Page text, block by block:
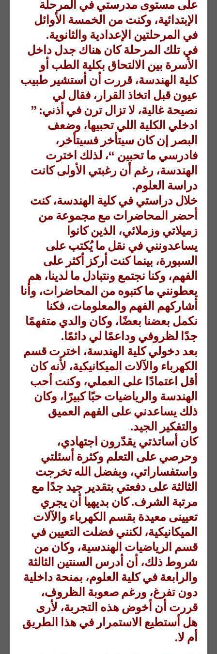
على مستوى مدرستي في المرحلة
الإبتدائية، وكنت من الخمسة الأوائل
في المرحلتين الإعدادية والثانوية.
في تلك المرحلة كان هناك جدل داخل
الأسرة بين الالتحاق بكلية الطب أو
كلية الهندسة، قررت أن أستشير طبيب
عيون قبل اتخاذ القرار، فقال لي
نصيحة غالية، لا تزال ترن في أذني: ”
ادخلي الكلية اللي تحبيها، وضعف
البصر إن كان سيتأخر فسيتأخر،
فادرسي ما تحبين “، لذلك اخترت
الهندسة، رغم أن رغبتي الأولى كانت
دراسة العلوم.
خلال دراستي في كلية الهندسة، كنت
أحضر المحاضرات مع مجموعة من
زميلاتي وزملائي، الذين كانوا
يساعدونني في نقل ما يُكتب على
السبورة، بينما كنت أركز أكثر على
الفهم، وكنا نجتمع ونتبادل ما لدينا، هم
يعطونني ما كتبوه من المحاضرات، وأنا
أشاركهم الفهم والمعلومات، فكنا
نكمل بعضنا بعضًا، وكان والدي متفهمًا
جدًا لظروفي وداعمًا لي دائمًا.
بعد دخولي كلية الهندسة، اخترت قسم
الكهرباء والآلات الميكانيكية، لأنه كان
أقل اعتمادًا على العملي، وكنت أحب
الهندسة والرياضيات حبًا كبيرًا، وكان
ذلك يساعدني على الفهم العميق
والتفكير الجيد.
كان أساتذتي يقدّرون اجتهادي،
وحرصي على التعلم وكثرة أسئلتي
واستفساراتي، وبفضل الله تخرجت
الثالثة على دفعتي بتقدير جيد جدًا مع
مرتبة الشرف. كان بديهيا أن يجري
تعيينى معيدة بقسم الكهرباء والآلات
الميكانيكية، لكنني فضلت التعيين في
قسم الرياضيات الهندسية، وكان من
شروط ذلك، أن أدرس السنتين الثالثة
والرابعة في كلية العلوم، بمنحة داخلية
دون تفرغ، ورغم صعوبة الظروف،
قررت أن أخوض هذه التجربة، لأرى
هل أستطيع الاستمرار في هذا الطريق
أم لا.